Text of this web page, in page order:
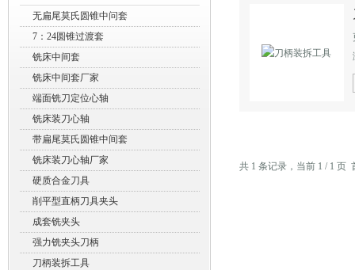
无扁尾莫氏圆锥中问套
7：24圆锥过渡套
铣床中间套
铣床中间套厂家
端面铣刀定位心轴
铣床装刀心轴
带扁尾莫氏圆锥中间套
铣床装刀心轴厂家
硬质合金刀具
削平型直柄刀具夹头
成套铣夹头
强力铣夹头刀柄
刀柄装拆工具
共 1 条记录，当前 1 / 1